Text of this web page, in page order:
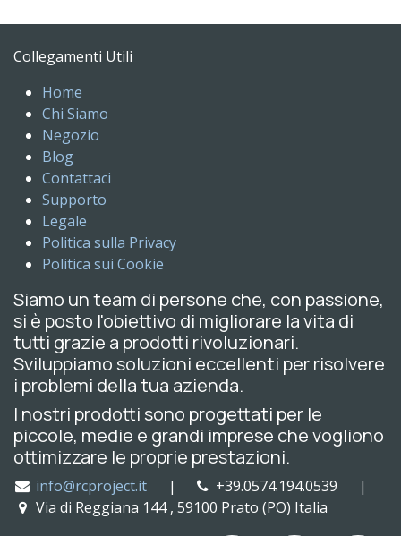
Collegamenti Utili
Home
Chi Siamo
Negozio
Blog
Contattaci
Supporto
Legale
Politica sulla Privacy
Politica sui Cookie
Siamo un team di persone che, con passione,
si è posto l'obiettivo di migliorare la vita di
tutti grazie a prodotti rivoluzionari.
Sviluppiamo soluzioni eccellenti per risolvere
i problemi della tua azienda.
I nostri prodotti sono progettati per le
piccole, medie e grandi imprese che vogliono
ottimizzare le proprie prestazioni.
info@rcproject.it|
+39.0574.194.0539 |
Via di Reggiana 144 , 59100 Prato (PO) Italia